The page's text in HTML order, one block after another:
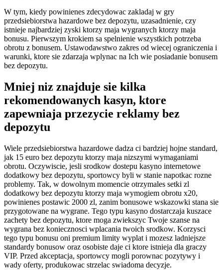
W tym, kiedy powinienes zdecydowac zakladaj w gry
przedsiebiorstwa hazardowe bez depozytu, uzasadnienie, czy
istnieje najbardziej zyski ktorzy maja wygranych ktorzy maja
bonusu. Pierwszym krokiem sa spelnienie wszystkich potrzeba
obrotu z bonusem. Ustawodawstwo zakres od wiecej ograniczenia i
warunki, ktore sie zdarzaja wplynac na Ich wie posiadanie bonusem
bez depozytu.
Mniej niz znajduje sie kilka
rekomendowanych kasyn, ktore
zapewniaja przezycie reklamy bez
depozytu
Wiele przedsiebiorstwa hazardowe dadza ci bardziej hojne standard,
jak 15 euro bez depozytu ktorzy maja nizszymi wymaganiami
obrotu. Oczywiscie, jesli srodkow dostepu kasyno internetowe
dodatkowy bez depozytu, sportowcy byli w stanie napotkac rozne
problemy. Tak, w dowolnym momencie otrzymales setki zl
dodatkowy bez depozytu ktorzy maja wymogiem obrotu x20,
powinienes postawic 2000 zl, zanim bonusowe wskazowki stana sie
przygotowane na wygrane. Tego typu kasyno dostarczaja kuszace
zachety bez depozytu, ktore moga zwiekszyc Twoje szanse na
wygrana bez koniecznosci wplacania twoich srodkow. Korzysci
tego typu bonusu oni premium limity wyplat i mozesz ladniejsze
standardy bonusow oraz osobiste daje ci ktore istnieja dla graczy
VIP. Przed akceptacja, sportowcy mogli porownac pozytywy i
wady oferty, produkowac strzelac swiadoma decyzje.